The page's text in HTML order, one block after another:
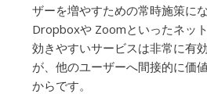
ザーを増やすための常時施策に
Dropboxや Zoomといったネッ
効きやすいサービスは非常に有
が、他のユーザーへ間接的に価
からです。